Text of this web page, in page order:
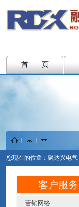
首 页
您现在的位置： 融达兴电气
客户服务
营销网络